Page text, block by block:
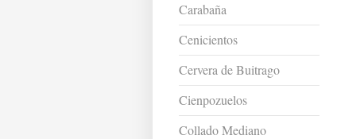
Carabaña
Cenicientos
Cervera de Buitrago
Cienpozuelos
Collado Mediano